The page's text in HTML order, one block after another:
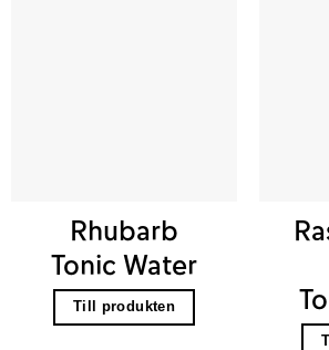
Rhubarb
Tonic Water
Till produkten